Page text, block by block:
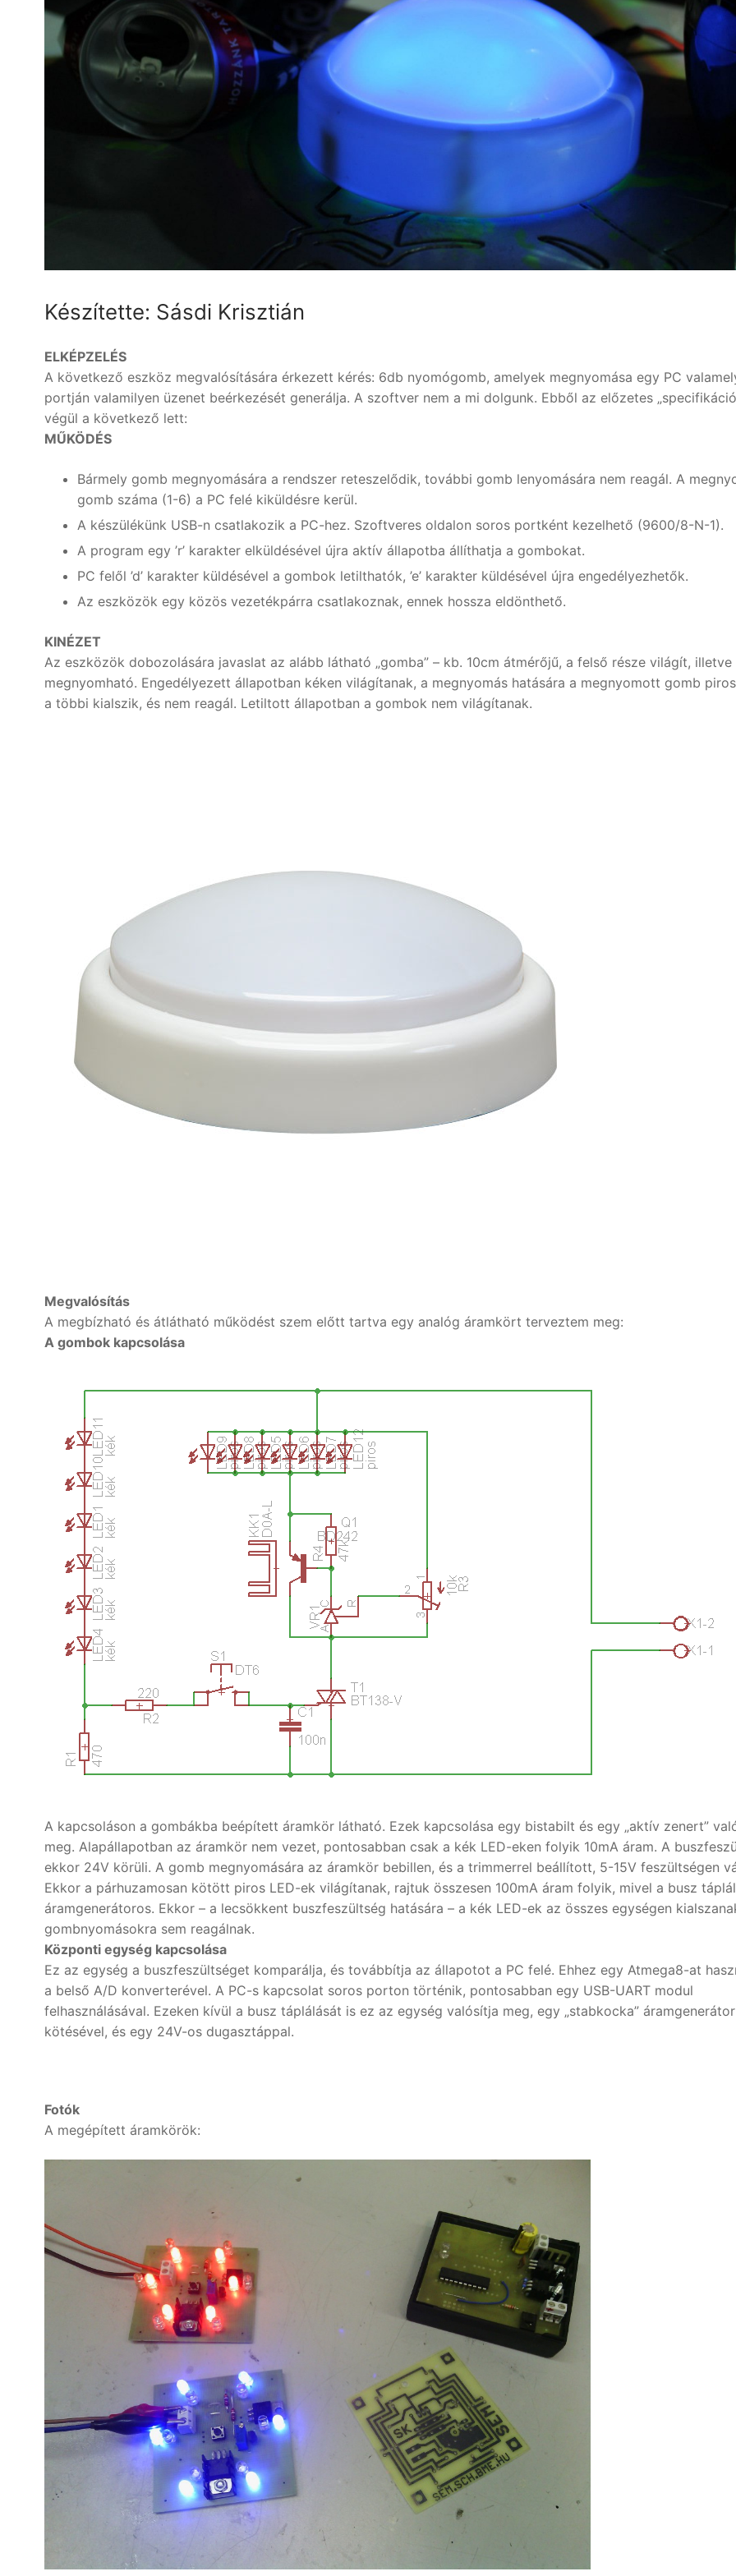
Készítette: Sásdi Krisztián
ELKÉPZELÉS
A következő eszköz megvalósítására érkezett kérés: 6db nyomógomb, amelyek megnyomása egy PC
portján valamilyen üzenet beérkezését generálja. A szoftver nem a mi dolgunk. Ebből az előzetes
végül a következő lett:
MŰKÖDÉS
Bármely gomb megnyomására a rendszer reteszelődik, további gomb lenyomására nem reagál. A
gomb száma (1-6) a PC felé kiküldésre kerül.
A készülékünk USB-n csatlakozik a PC-hez. Szoftveres oldalon soros portként kezelhető (9600/8-N-1).
A program egy ’r’ karakter elküldésével újra aktív állapotba állíthatja a gombokat.
PC felől ’d’ karakter küldésével a gombok letilthatók, ’e’ karakter küldésével újra engedélyezhetők.
Az eszközök egy közös vezetékpárra csatlakoznak, ennek hossza eldönthető.
KINÉZET
Az eszközök dobozolására javaslat az alább látható „gomba” – kb. 10cm átmérőjű, a felső része világít, illetve
megnyomható. Engedélyezett állapotban kéken világítanak, a megnyomás hatására a megnyomott gomb
a többi kialszik, és nem reagál. Letiltott állapotban a gombok nem világítanak.
Megvalósítás
A megbízható és átlátható működést szem előtt tartva egy analóg áramkört terveztem meg:
A gombok kapcsolása
A kapcsoláson a gombákba beépített áramkör látható. Ezek kapcsolása egy bistabilt és egy „aktív zenert”
meg. Alapállapotban az áramkör nem vezet, pontosabban csak a kék LED-eken folyik 10mA áram. A
ekkor 24V körüli. A gomb megnyomására az áramkör bebillen, és a trimmerrel beállított, 5-15V feszültségen
Ekkor a párhuzamosan kötött piros LED-ek világítanak, rajtuk összesen 100mA áram folyik, mivel a busz
áramgenerátoros. Ekkor – a lecsökkent buszfeszültség hatására – a kék LED-ek az összes egységen
gombnyomásokra sem reagálnak.
Központi egység kapcsolása
Ez az egység a buszfeszültséget komparálja, és továbbítja az állapotot a PC felé. Ehhez egy Atmega8-at
a belső A/D konverterével. A PC-s kapcsolat soros porton történik, pontosabban egy USB-UART modul
felhasználásával. Ezeken kívül a busz táplálását is ez az egység valósítja meg, egy „stabkocka”
kötésével, és egy 24V-os dugasztáppal.
Fotók
A megépített áramkörök: